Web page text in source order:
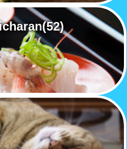
(52)